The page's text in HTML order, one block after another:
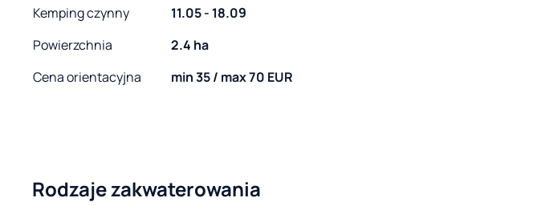
Kemping czynny
11.05 - 18.09
Powierzchnia
2.4 ha
Cena orientacyjna
min 35 / max 70 EUR
Rodzaje zakwaterowania